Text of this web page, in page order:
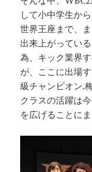
して小中学生か
世界王座まで、
出来上がってい
為、キック業界
が、ここに出場
級チャンピオン.
クラスの活躍は
を広げることに